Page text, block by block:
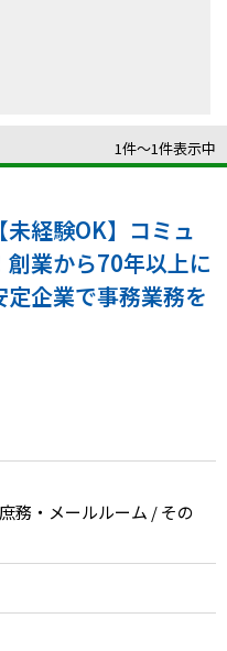
1件〜1件表示中
未経験OK】コミュ
業から70年以上に
企業で事務業務を
務・メールルーム / その
ジェントサービス
ービス
ス
労移行支援サービス